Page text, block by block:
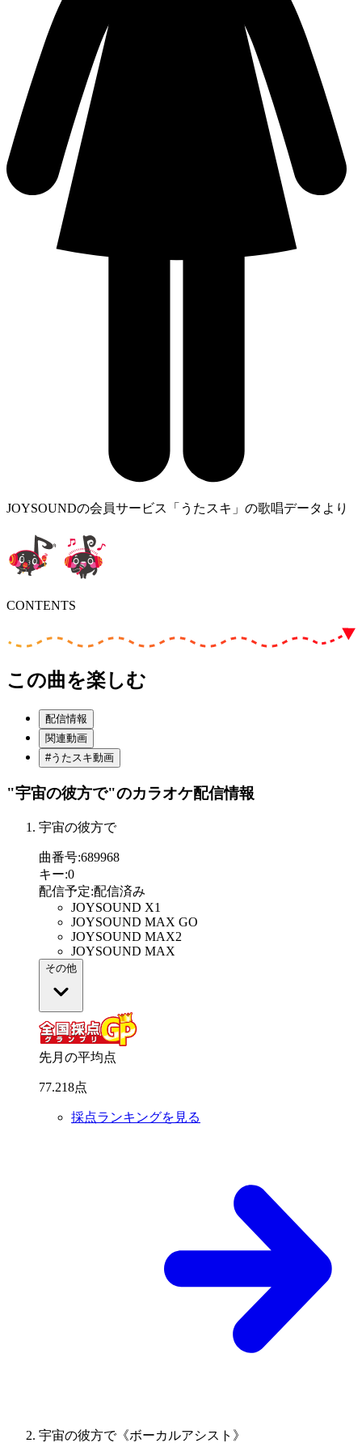
JOYSOUNDの会員サービス「うたスキ」の歌唱データより
CONTENTS
この曲を楽しむ
配信情報
関連動画
#うたスキ動画
"宇宙の彼方で"のカラオケ配信情報
宇宙の彼方で
曲番号:689968
キー:0
配信予定:配信済み
JOYSOUND X1
JOYSOUND MAX GO
JOYSOUND MAX2
JOYSOUND MAX
その他
先月の平均点
77.218点
採点ランキングを見る
宇宙の彼方で《ボーカルアシスト》